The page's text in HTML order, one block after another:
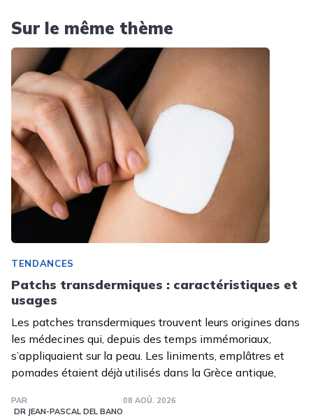
Sur le même thème
TENDANCES
Patchs transdermiques : caractéristiques et
usages
Les patches transdermiques trouvent leurs origines dans
les médecines qui, depuis des temps immémoriaux,
s’appliquaient sur la peau. Les liniments, emplâtres et
pomades étaient déjà utilisés dans la Grèce antique,
PAR
DR JEAN-PASCAL DEL BANO
08 AOÛ. 2026